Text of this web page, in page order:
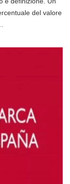
del valore